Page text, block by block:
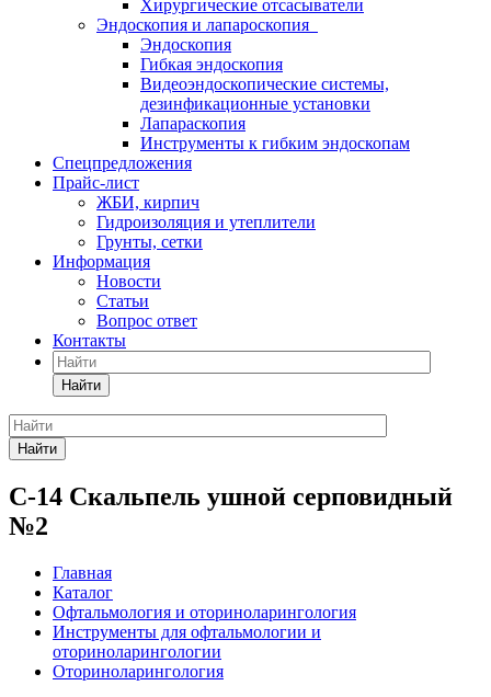
Хирургические отсасыватели
Эндоскопия и лапароскопия
Эндоскопия
Гибкая эндоскопия
Видеоэндоскопические системы,
дезинфикационные установки
Лапараскопия
Инструменты к гибким эндоскопам
Спецпредложения
Прайс-лист
ЖБИ, кирпич
Гидроизоляция и утеплители
Грунты, сетки
Информация
Новости
Статьи
Вопрос ответ
Контакты
Найти
Найти
С-14 Скальпель ушной серповидный
№2
Главная
Каталог
Офтальмология и оториноларингология
Инструменты для офтальмологии и
оториноларингологии
Оториноларингология